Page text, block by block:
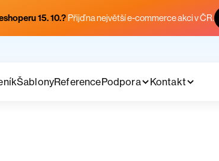
15. 10.? Přijď na největší e-commerce akci v ČR.
ŠablonyReferencePodpora Kontakt